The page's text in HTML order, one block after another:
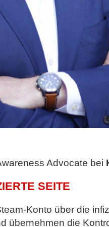
Advocate bei
SEITE
Konto über die
übernehmen die